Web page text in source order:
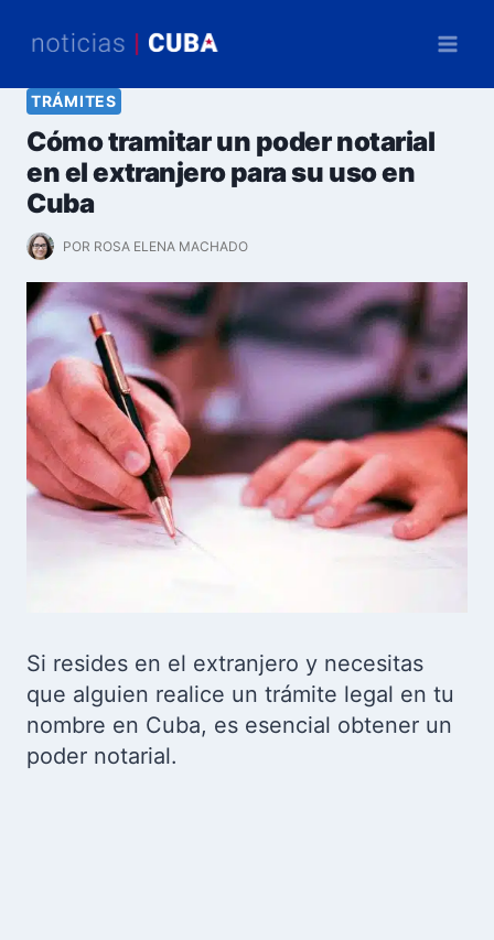
TRÁMITES
Cómo tramitar un poder notarial
en el extranjero para su uso en
Cuba
POR ROSA ELENA MACHADO
Si resides en el extranjero y necesitas
que alguien realice un trámite legal en tu
nombre en Cuba, es esencial obtener un
poder notarial.